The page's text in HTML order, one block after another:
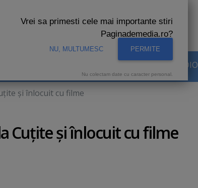
AUDIENTE RADIO
şi înlocuit cu filme
Cuţite şi înlocuit cu filme
Vrei sa primesti cele mai importante stiri
Paginademedia.ro?
NU, MULTUMESC PERMITE
Nu colectam date cu caracter personal.